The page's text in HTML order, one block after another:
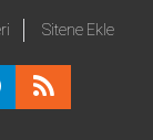
Sitene Ekle